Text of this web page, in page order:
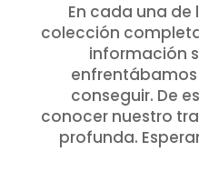
En cada una de
colección
información
conseguir. De
conocer nuestro
profunda.